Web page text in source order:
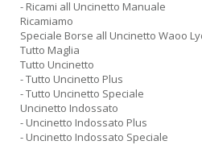
- Ricami all Uncinetto Manuale
Ricamiamo
Speciale Borse all Uncinetto Waoo
Tutto Maglia
Tutto Uncinetto
- Tutto Uncinetto Plus
- Tutto Uncinetto Speciale
Uncinetto Indossato
- Uncinetto Indossato Plus
- Uncinetto Indossato Speciale